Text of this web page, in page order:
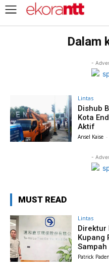
Dalam
-
Lintas
Dishub
Kota
Aktif
Ansel Kaise -
-
MUST READ
Lintas
Direktur
Kupang
Sampah
Patrick